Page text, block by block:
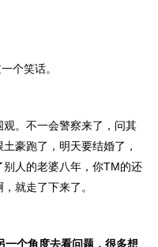
个笑话。
。不一会警察来了，问其
豪跑了，明天要结婚了，
人的老婆八年，你TM的还
就走了下来了。
一个角度去看问题，很多想